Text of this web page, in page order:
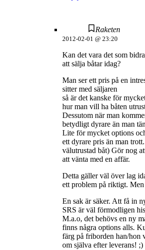
Raketen
2012-02-01 @ 23:20
Kan det vara det som
att sälja båtar idag?
Man ser ett pris på en
sitter med säljaren
så är det kanske för
hur man vill ha båten
Dessutom när man
betydligt dyrare än man
Lite för mycket options
ett dyrare pris än man
välutrustad båt) Gör nog
att vänta med en affär.
Detta gäller väl över lag
ett problem på riktigt.
En sak är säker. Att få in
SRS är väl förmodligen
M.a.o, det behövs en ny
finns några options alls.
färg på friborden han/hon
om själva efter leverans! ;)